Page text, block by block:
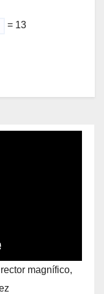
= 13
magnífico,